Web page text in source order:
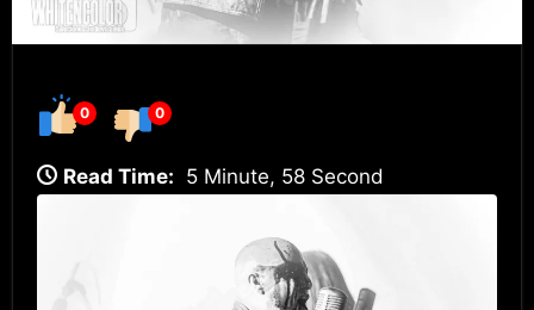
0 0
Read Time: 5 Minute, 58 Second